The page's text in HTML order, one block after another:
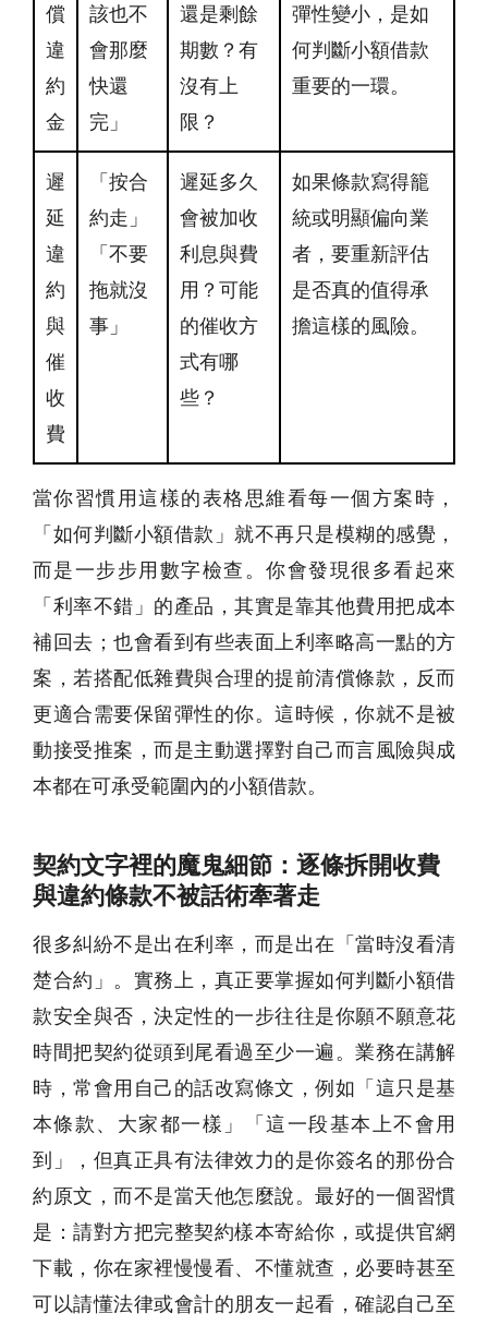
償
違
約
金
該也不
會那麼
快還
完」
還是剩餘
期數？有
沒有上
限？
彈性變小，是如
何判斷小額借款
重要的一環。
遲
延
違
約
與
催
收
費
「按合
約走」
「不要
拖就沒
事」
遲延多久
會被加收
利息與費
用？可能
的催收方
式有哪
些？
如果條款寫得籠
統或明顯偏向業
者，要重新評估
是否真的值得承
擔這樣的風險。
當你習慣用這樣的表格思維看每一個方案時，
「如何判斷小額借款」就不再只是模糊的感覺，
而是一步步用數字檢查。你會發現很多看起來
「利率不錯」的產品，其實是靠其他費用把成本
補回去；也會看到有些表面上利率略高一點的方
案，若搭配低雜費與合理的提前清償條款，反而
更適合需要保留彈性的你。這時候，你就不是被
動接受推案，而是主動選擇對自己而言風險與成
本都在可承受範圍內的小額借款。
契約文字裡的魔鬼細節：逐條拆開收費
與違約條款不被話術牽著走
很多糾紛不是出在利率，而是出在「當時沒看清
楚合約」。實務上，真正要掌握如何判斷小額借
款安全與否，決定性的一步往往是你願不願意花
時間把契約從頭到尾看過至少一遍。業務在講解
時，常會用自己的話改寫條文，例如「這只是基
本條款、大家都一樣」「這一段基本上不會用
到」，但真正具有法律效力的是你簽名的那份合
約原文，而不是當天他怎麼說。最好的一個習慣
是：請對方把完整契約樣本寄給你，或提供官網
下載，你在家裡慢慢看、不懂就查，必要時甚至
可以請懂法律或會計的朋友一起看，確認自己至